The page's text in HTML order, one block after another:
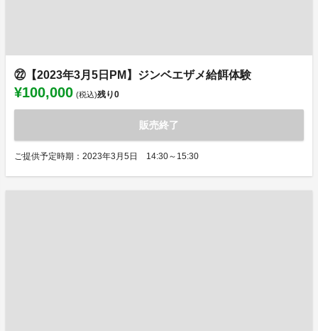
㉒【2023年3月5日PM】ジンベエザメ給餌体験
¥100,000 (税込)残り0
販売終了
ご提供予定時期：2023年3月5日 14:30～15:30